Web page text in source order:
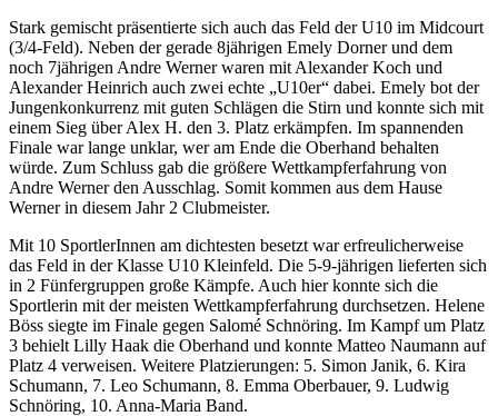
Stark gemischt präsentierte sich auch das Feld der U10 im Midcourt
(3/4-Feld). Neben der gerade 8jährigen Emely Dorner und dem
noch 7jährigen Andre Werner waren mit Alexander Koch und
Alexander Heinrich auch zwei echte „U10er“ dabei. Emely bot der
Jungenkonkurrenz mit guten Schlägen die Stirn und konnte sich mit
einem Sieg über Alex H. den 3. Platz erkämpfen. Im spannenden
Finale war lange unklar, wer am Ende die Oberhand behalten
würde. Zum Schluss gab die größere Wettkampferfahrung von
Andre Werner den Ausschlag. Somit kommen aus dem Hause
Werner in diesem Jahr 2 Clubmeister.
Mit 10 SportlerInnen am dichtesten besetzt war erfreulicherweise
das Feld in der Klasse U10 Kleinfeld. Die 5-9-jährigen lieferten sich
in 2 Fünfergruppen große Kämpfe. Auch hier konnte sich die
Sportlerin mit der meisten Wettkampferfahrung durchsetzen. Helene
Böss siegte im Finale gegen Salomé Schnöring. Im Kampf um Platz
3 behielt Lilly Haak die Oberhand und konnte Matteo Naumann auf
Platz 4 verweisen. Weitere Platzierungen: 5. Simon Janik, 6. Kira
Schumann, 7. Leo Schumann, 8. Emma Oberbauer, 9. Ludwig
Schnöring, 10. Anna-Maria Band.